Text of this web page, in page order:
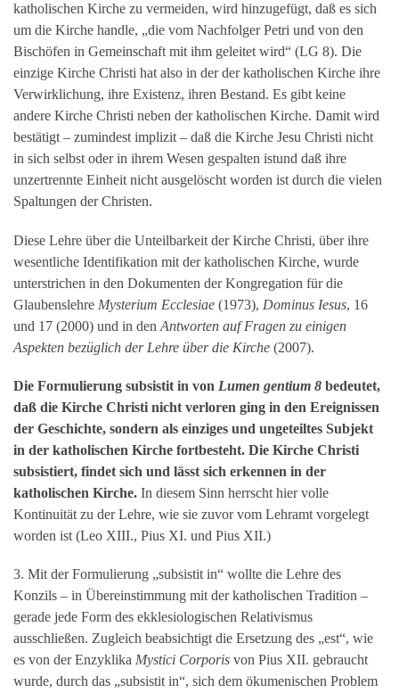
katholischen Kirche zu vermeiden, wird hinzugefügt, daß es sich
um die Kirche handle, „die vom Nachfolger Petri und von den
Bischöfen in Gemeinschaft mit ihm geleitet wird“ (LG 8). Die
einzige Kirche Christi hat also in der der katholischen Kirche ihre
Verwirklichung, ihre Existenz, ihren Bestand. Es gibt keine
andere Kirche Christi neben der katholischen Kirche. Damit wird
bestätigt – zumindest implizit – daß die Kirche Jesu Christi nicht
in sich selbst oder in ihrem Wesen gespalten istund daß ihre
unzertrennte Einheit nicht ausgelöscht worden ist durch die vielen
Spaltungen der Christen.
Diese Lehre über die Unteilbarkeit der Kirche Christi, über ihre
wesentliche Identifikation mit der katholischen Kirche, wurde
unterstrichen in den Dokumenten der Kongregation für die
Glaubenslehre Mysterium Ecclesiae (1973), Dominus Iesus, 16
und 17 (2000) und in den Antworten auf Fragen zu einigen
Aspekten bezüglich der Lehre über die Kirche (2007).
Die Formulierung subsistit in von Lumen gentium 8 bedeutet,
daß die Kirche Christi nicht verloren ging in den Ereignissen
der Geschichte, sondern als einziges und ungeteiltes Subjekt
in der katholischen Kirche fortbesteht. Die Kirche Christi
subsistiert, findet sich und lässt sich erkennen in der
katholischen Kirche. In diesem Sinn herrscht hier volle
Kontinuität zu der Lehre, wie sie zuvor vom Lehramt vorgelegt
worden ist (Leo XIII., Pius XI. und Pius XII.)
3. Mit der Formulierung „subsistit in“ wollte die Lehre des
Konzils – in Übereinstimmung mit der katholischen Tradition –
gerade jede Form des ekklesiologischen Relativismus
ausschließen. Zugleich beabsichtigt die Ersetzung des „est“, wie
es von der Enzyklika Mystici Corporis von Pius XII. gebraucht
wurde, durch das „subsistit in“, sich dem ökumenischen Problem